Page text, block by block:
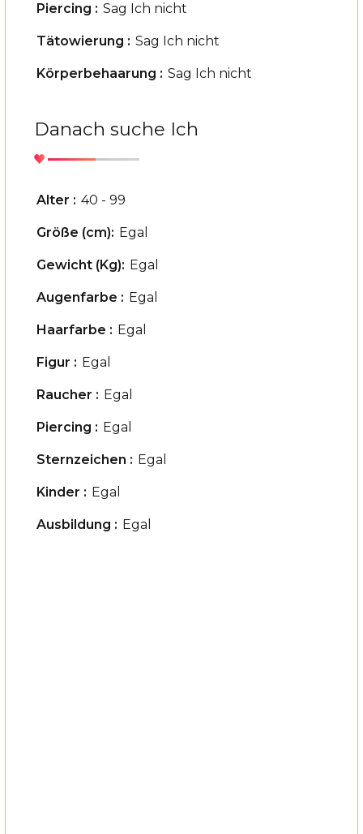
Piercing : Sag Ich nicht
Tätowierung : Sag Ich nicht
Körperbehaarung : Sag Ich nicht
Danach suche Ich
Alter : 40 - 99
Größe (cm): Egal
Gewicht (Kg): Egal
Augenfarbe : Egal
Haarfarbe : Egal
Figur : Egal
Raucher : Egal
Piercing : Egal
Sternzeichen : Egal
Kinder : Egal
Ausbildung : Egal